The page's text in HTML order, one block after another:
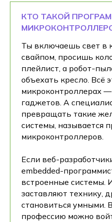
КТО ТАКОЙ
Ты включаешь свет в
свайпом, просишь
плейлист, а робот-
объехать кресло. Всё
микроконтроллерах
гаджетов. А
превращать такие
системы, называется
микроконтроллеров.
Если веб-
embedded-
встроенные системы.
заставляют технику,
становиться умными.
профессию можно